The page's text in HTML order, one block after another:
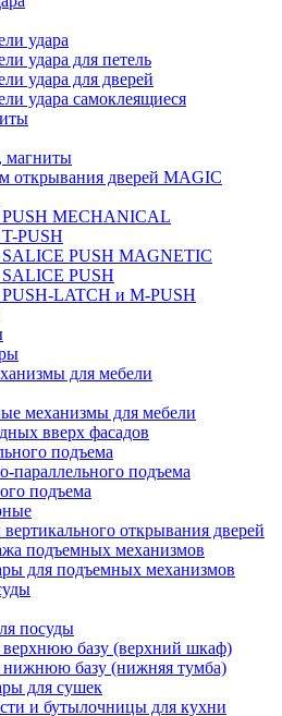
удара
удара для петель
удара для дверей
удара самоклеящиеся
магниты
открывания дверей MAGIC
PUSH MECHANICAL
PUSH
SALICE PUSH MAGNETIC
PUSH
LATCH и M-PUSH
для мебели
механизмы для мебели
вверх фасадов
подъема
параллельного подъема
подъема
открывания дверей
подъемных механизмов
для подъемных механизмов
посуды
базу (верхний шкаф)
базу (нижняя тумба)
для сушек
и бутылочницы для кухни